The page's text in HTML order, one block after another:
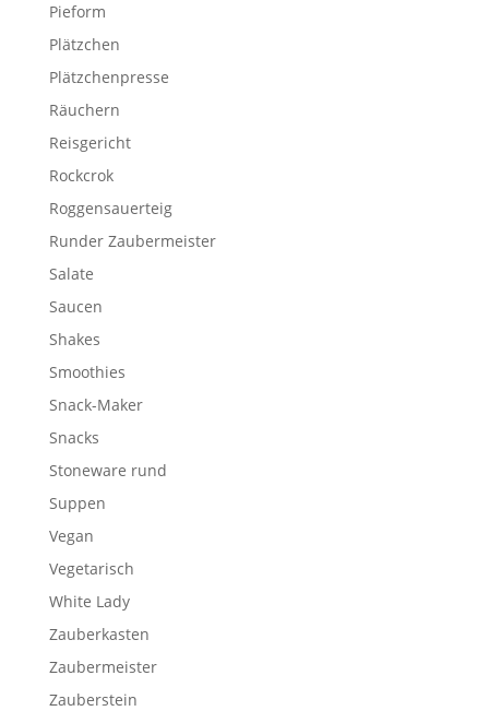
Pieform
Plätzchen
Plätzchenpresse
Räuchern
Reisgericht
Rockcrok
Roggensauerteig
Runder Zaubermeister
Salate
Saucen
Shakes
Smoothies
Snack-Maker
Snacks
Stoneware rund
Suppen
Vegan
Vegetarisch
White Lady
Zauberkasten
Zaubermeister
Zauberstein